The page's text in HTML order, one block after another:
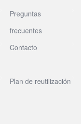
Preguntas
frecuentes
Contacto
Plan de reutilización